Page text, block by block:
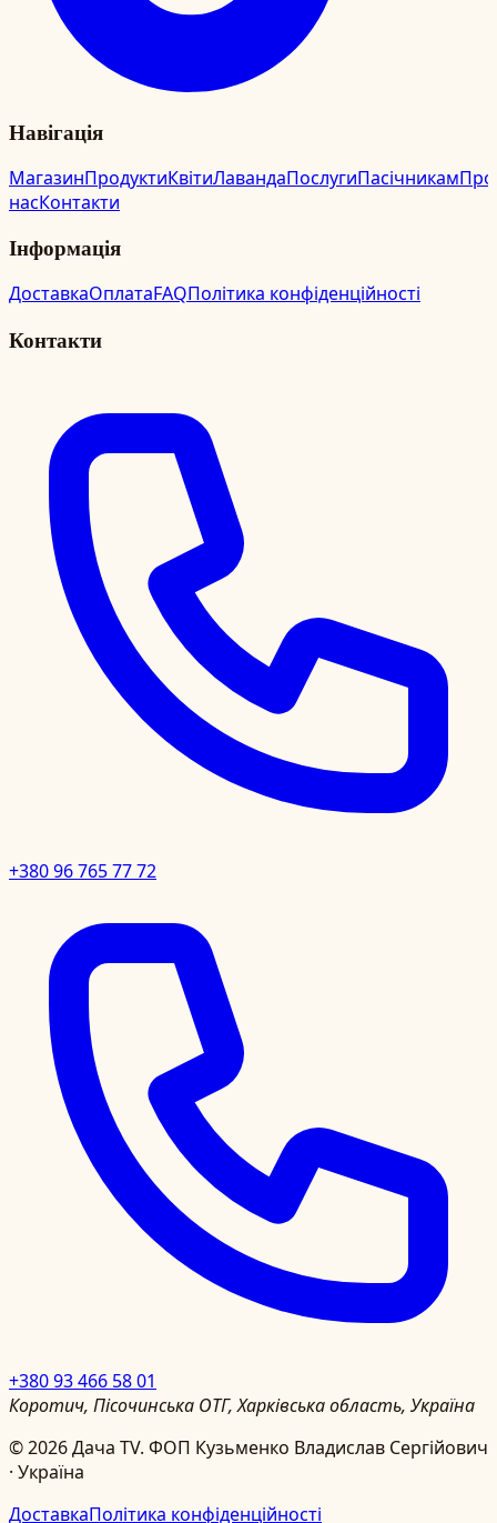
Навігація
МагазинПродуктиКвітиЛавандаПослугиПасічникамПро
насКонтакти
Інформація
ДоставкаОплатаFAQПолітика конфіденційності
Контакти
+380 96 765 77 72
+380 93 466 58 01
Коротич, Пісочинська ОТГ, Харківська область, Україна
©2026Дача TV. ФОП Кузьменко Владислав Сергійович
· Україна
ДоставкаПолітика конфіденційності